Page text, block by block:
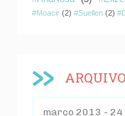
#Moacir (2) #Suellen (2)